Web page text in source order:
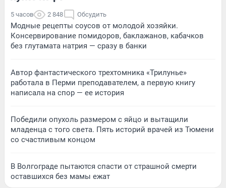
5 часов 2 848 Обсудить
Модные рецепты соусов от молодой хозяйки.
Консервирование помидоров, баклажанов, кабачков
без глутамата натрия — сразу в банки
Автор фантастического трехтомника «Трилунье»
работала в Перми преподавателем, а первую книгу
написала на спор — ее история
Победили опухоль размером с яйцо и вытащили
младенца с того света. Пять историй врачей из Тюмени
со счастливым концом
В Волгограде пытаются спасти от страшной смерти
оставшихся без мамы ежат